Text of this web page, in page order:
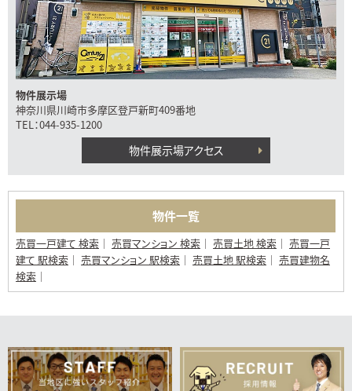
物件展示場
神奈川県川崎市多摩区登戸新町409番地
TEL：044-935-1200
物件展示場アクセス
物件一覧
売買一戸建て 検索 売買マンション 検索 売買土地 検索
売買一戸
建て 駅検索
売買マンション 駅検索 売買土地 駅検索
売買建物名
検索